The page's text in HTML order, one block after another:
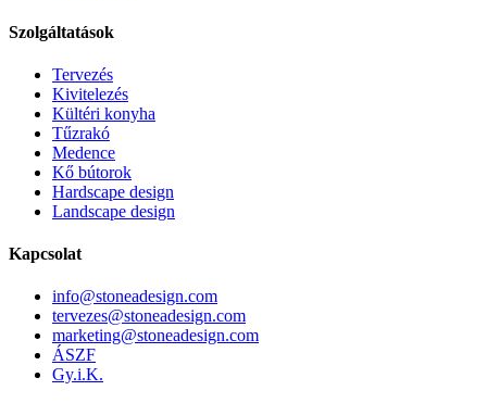
Szolgáltatások
Tervezés
Kivitelezés
Kültéri konyha
Tűzrakó
Medence
Kő bútorok
Hardscape design
Landscape design
Kapcsolat
info@stoneadesign.com
tervezes@stoneadesign.com
marketing@stoneadesign.com
ÁSZF
Gy.i.K.